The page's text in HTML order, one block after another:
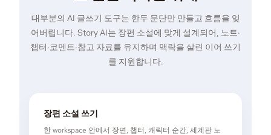
대부분의 AI 글쓰기 도구는 한두 문단만 만들고 흐름을 잊
어버립니다. Story AI는 장편 소설에 맞게 설계되어, 노트·
챕터·코멘트·참고 자료를 유지하며 맥락을 살린 이어 쓰기
를 지원합니다.
장편 소설 쓰기
한 workspace 안에서 장면, 챕터, 캐릭터 순간, 세계관 노